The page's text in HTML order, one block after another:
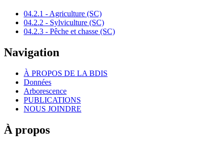
04.2.1 - Agriculture (SC)
04.2.2 - Sylviculture (SC)
04.2.3 - Pêche et chasse (SC)
Navigation
À PROPOS DE LA BDIS
Données
Arborescence
PUBLICATIONS
NOUS JOINDRE
À propos